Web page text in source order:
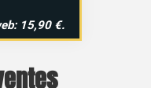
15,90 €.